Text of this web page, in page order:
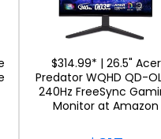
Friday Sale 2017
temprano en línea,
y en las
$314.99* | 26.5" Acer
Predator WQHD QD-
240Hz FreeSync
Monitor at Amazon